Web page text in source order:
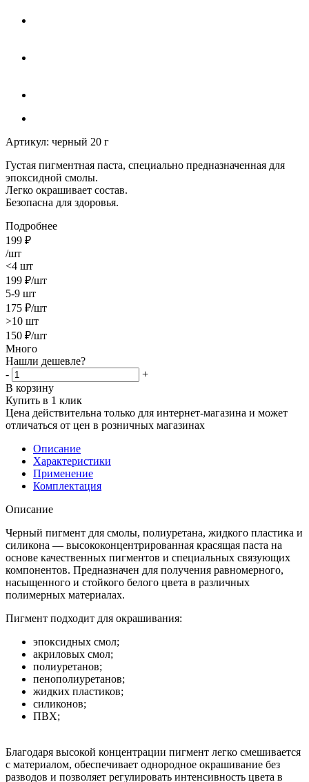
Артикул: черный 20 г
Густая пигментная паста, специально предназначенная для
эпоксидной смолы.
Легко окрашивает состав.
Безопасна для здоровья.
Подробнее
199 ₽
/шт
<4 шт
199 ₽/шт
5-9 шт
175 ₽/шт
>10 шт
150 ₽/шт
Много
Нашли дешевле?
-
+
В корзину
Купить в 1 клик
Цена действительна только для интернет-магазина и может
отличаться от цен в розничных магазинах
Описание
Характеристики
Применение
Комплектация
Описание
Черный пигмент для смолы, полиуретана, жидкого пластика и
силикона — высококонцентрированная красящая паста на
основе качественных пигментов и специальных связующих
компонентов. Предназначен для получения равномерного,
насыщенного и стойкого белого цвета в различных
полимерных материалах.
Пигмент подходит для окрашивания:
эпоксидных смол;
акриловых смол;
полиуретанов;
пенополиуретанов;
жидких пластиков;
силиконов;
ПВХ;
Благодаря высокой концентрации пигмент легко смешивается
с материалом, обеспечивает однородное окрашивание без
разводов и позволяет регулировать интенсивность цвета в